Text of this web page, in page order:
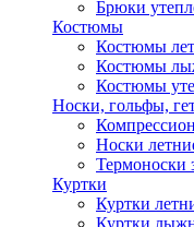
Брюки
Костюмы
Костюмы
Костюмы
Костюмы
Носки, гольфы,
Носки
Термоноски
Куртки
Куртки
Куртки